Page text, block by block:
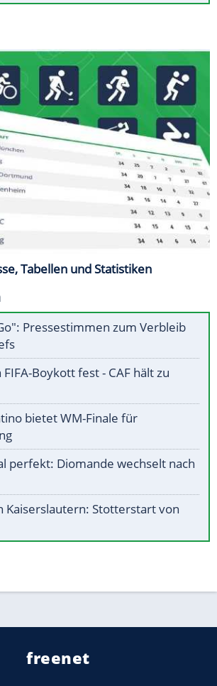
Tabellen und Statistiken
Pressestimmen zum Verbleib
FIFA-Boykott fest - CAF hält zu
bietet WM-Finale für
perfekt: Diomande wechselt nach
Kaiserslautern: Stotterstart von
freenet